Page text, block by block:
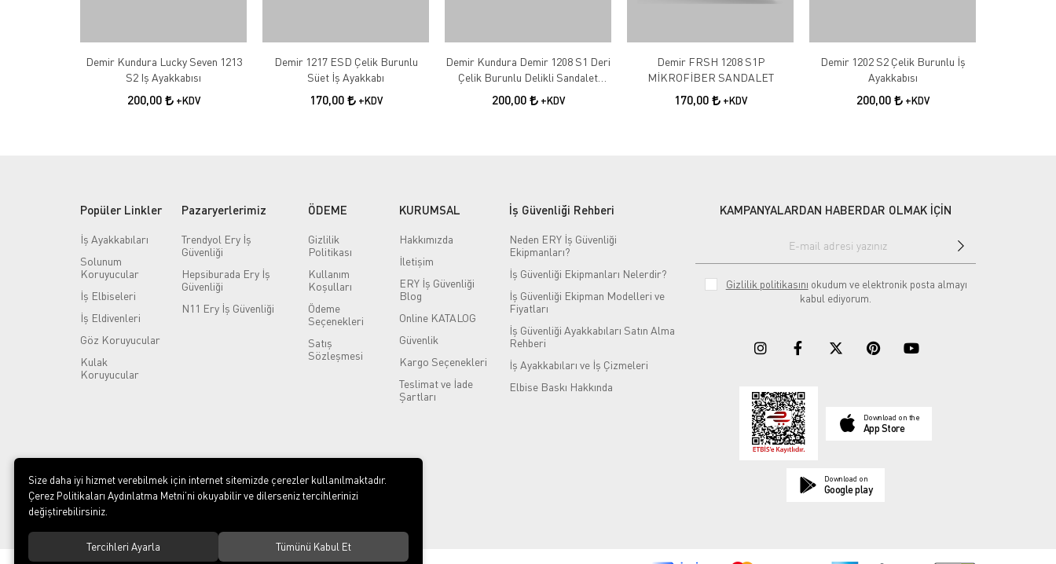
Demir Kundura Lucky Seven 1213
S2 Iş Ayakkabısı
200,00 +KDV
Demir 1217 ESD Çelik Burunlu
Süet İş Ayakkabı
170,00 +KDV
Demir Kundura Demir 1208 S1 Deri
Çelik Burunlu Delikli Sandalet
Model Iş Ayakkabısı
200,00 +KDV
Demir FRSH 1208 S1P
MİKROFİBER SANDALET
170,00 +KDV
Demir 1202 S2 Çelik Burunlu İş
Ayakkabısı
200,00 +KDV
Popüler Linkler
İş Ayakkabıları
Solunum
Koruyucular
İş Elbiseleri
İş Eldivenleri
Göz Koruyucular
Kulak
Koruyucular
Pazaryerlerimiz
Trendyol Ery İş
Güvenliği
Hepsiburada Ery İş
Güvenliği
N11 Ery İş Güvenliği
ÖDEME
Gizlilik
Politikası
Kullanım
Koşulları
Ödeme
Seçenekleri
Satış
Sözleşmesi
KURUMSAL
Hakkımızda
İletişim
ERY İş Güvenliği
Blog
Online KATALOG
Güvenlik
Kargo Seçenekleri
Teslimat ve İade
Şartları
İş Güvenliği Rehberi
Neden ERY İş Güvenliği
Ekipmanları?
İş Güvenliği Ekipmanları Nelerdir?
İş Güvenliği Ekipman Modelleri ve
Fiyatları
İş Güvenliği Ayakkabıları Satın Alma
Rehberi
İş Ayakkabıları ve İş Çizmeleri
Elbise Baskı Hakkında
KAMPANYALARDAN HABERDAR OLMAK İÇİN
Gizlilik politikasını okudum ve elektronik posta almayı
kabul ediyorum.
Download on the
App Store
Download on
Google play
Size daha iyi hizmet verebilmek için internet sitemizde çerezler kullanılmaktadır.
Çerez Politikaları Aydınlatma Metni’ni okuyabilir ve dilerseniz tercihlerinizi
değiştirebilirsiniz.
Tercihleri Ayarla Tümünü Kabul Et